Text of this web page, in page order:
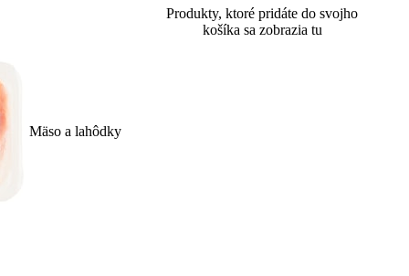
Mäso a lahôdky
Produkty, ktoré pridáte do svojho
košíka sa zobrazia tu